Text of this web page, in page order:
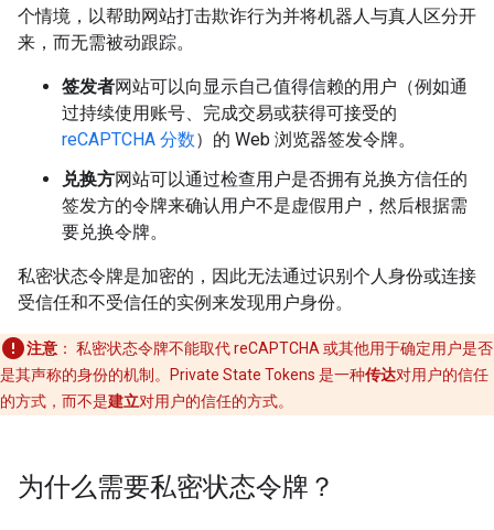
个情境，以帮助网站打击欺诈行为并将机器人与真人区分开
来，而无需被动跟踪。
签发者网站可以向显示自己值得信赖的用户（例如通
过持续使用账号、完成交易或获得可接受的
reCAPTCHA 分数）的 Web 浏览器签发令牌。
兑换方网站可以通过检查用户是否拥有兑换方信任的
签发方的令牌来确认用户不是虚假用户，然后根据需
要兑换令牌。
私密状态令牌是加密的，因此无法通过识别个人身份或连接
受信任和不受信任的实例来发现用户身份。
注意 ： 私密状态令牌不能取代 reCAPTCHA 或其他用于确定用户是否
是其声称的身份的机制。Private State Tokens 是一种传达对用户的信任
的方式，而不是建立对用户的信任的方式。
为什么需要私密状态令牌？